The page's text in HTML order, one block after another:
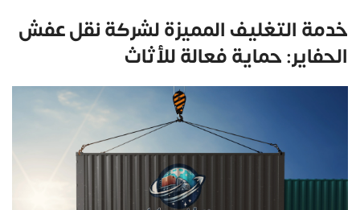
خدمة التغليف المميزة لشركة نقل عفش
الحفاير: حماية فعالة للأثاث